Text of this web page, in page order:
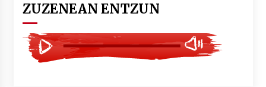
ZUZENEAN ENTZUN